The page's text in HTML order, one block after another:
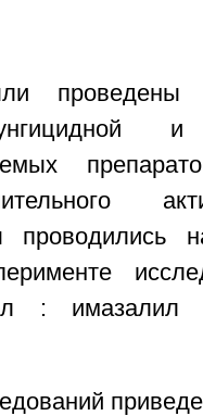
проведены
и
проводились
: